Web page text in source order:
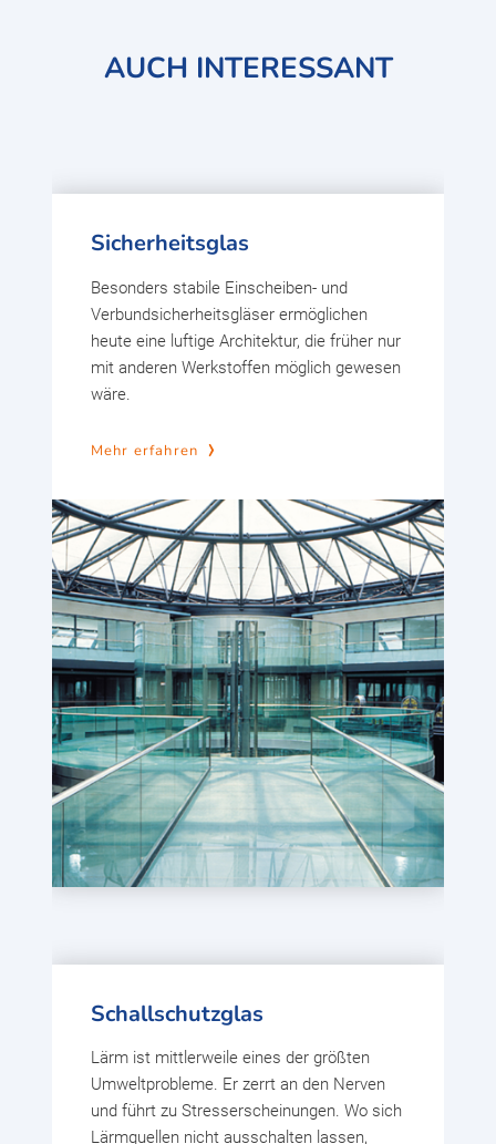
AUCH INTERESSANT
Sicherheitsglas
Besonders stabile Einscheiben- und
Verbundsicherheitsgläser ermöglichen
heute eine luftige Architektur, die früher nur
mit anderen Werkstoffen möglich gewesen
wäre.
Mehr erfahren
Schallschutzglas
Lärm ist mittlerweile eines der größten
Umweltprobleme. Er zerrt an den Nerven
und führt zu Stresserscheinungen. Wo sich
Lärmquellen nicht ausschalten lassen,